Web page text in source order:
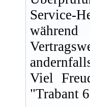
Service-
Viel
"Trabant